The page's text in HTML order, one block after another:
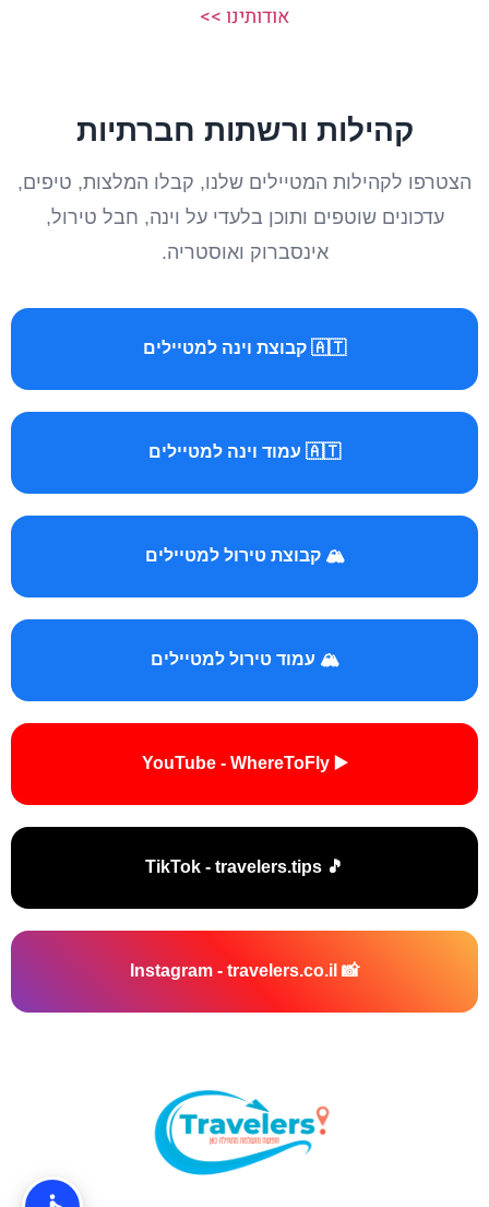
אודותינו >>
קהילות ורשתות חברתיות
הצטרפו לקהילות המטיילים שלנו, קבלו המלצות, טיפים,
עדכונים שוטפים ותוכן בלעדי על וינה, חבל טירול,
אינסברוק ואוסטריה.
🇦🇹 קבוצת וינה למטיילים
🇦🇹 עמוד וינה למטיילים
🏔️ קבוצת טירול למטיילים
🏔️ עמוד טירול למטיילים
▶️ YouTube - WhereToFly
🎵 TikTok - travelers.tips
📸 Instagram - travelers.co.il